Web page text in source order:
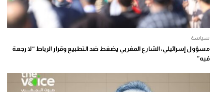
سياسة
مسؤول إسرائيلي: الشارع المغربي يضغط ضد التطبيع وقرار الرباط “لا رجعة
فيه”